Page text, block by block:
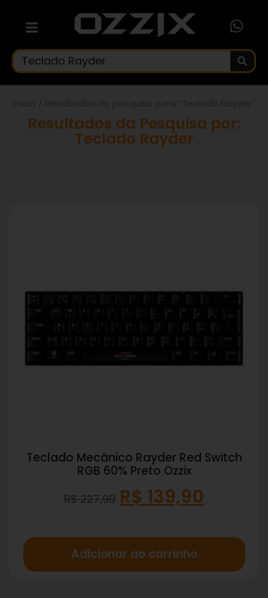
Resultados da Pesquisa por:
Teclado Rayder
Teclado Mecânico Rayder Red Switch
RGB 60% Preto Ozzix
R$227,90 R$ 139,90
Adicionar ao carrinho